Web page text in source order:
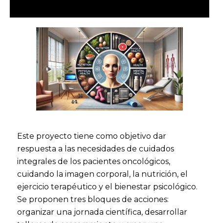
Este proyecto tiene como objetivo dar
respuesta a las necesidades de cuidados
integrales de los pacientes oncológicos,
cuidando la imagen corporal, la nutrición, el
ejercicio terapéutico y el bienestar psicológico.
Se proponen tres bloques de acciones:
organizar una jornada científica, desarrollar